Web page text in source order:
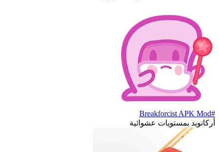
#Breakforcist APK Mod
أركانويد بمستويات عشوائية